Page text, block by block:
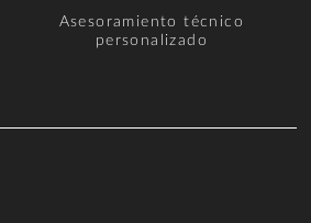
Asesoramiento técnico
personalizado